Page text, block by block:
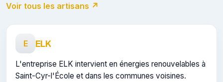
Voir tous les artisans ↗
E ELK
L'entreprise ELK intervient en énergies renouvelables à
Saint-Cyr-l'École et dans les communes voisines.